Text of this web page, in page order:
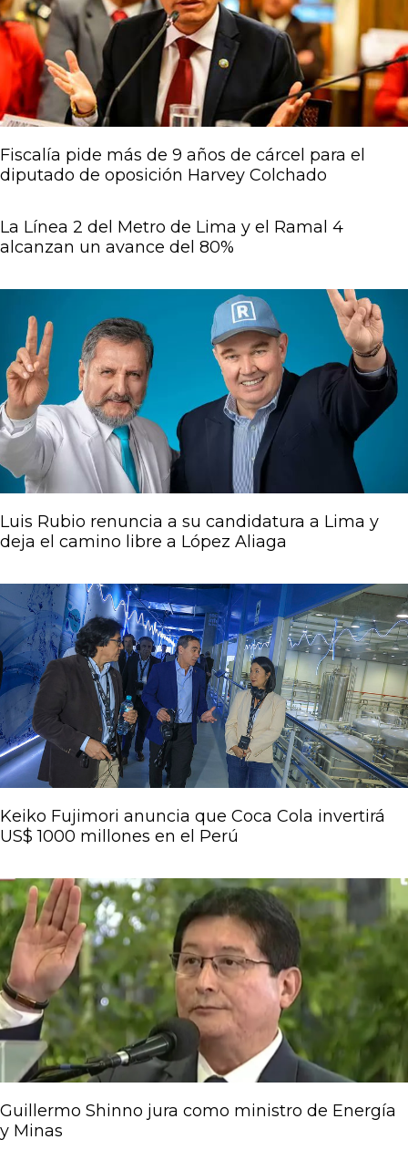
Fiscalía pide más de 9 años de cárcel para el
diputado de oposición Harvey Colchado
La Línea 2 del Metro de Lima y el Ramal 4
alcanzan un avance del 80%
Luis Rubio renuncia a su candidatura a Lima y
deja el camino libre a López Aliaga
Keiko Fujimori anuncia que Coca Cola invertirá
US$ 1000 millones en el Perú
Guillermo Shinno jura como ministro de Energía
y Minas